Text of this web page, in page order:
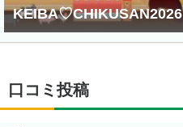
KEIBA♡CHIKUSAN2026
口コミ投稿